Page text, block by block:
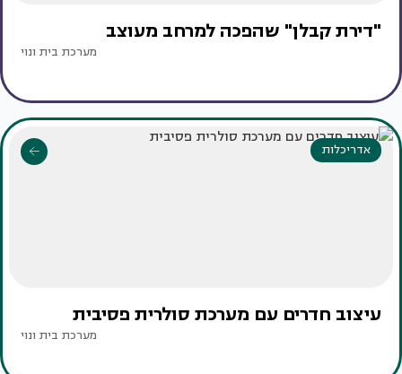
"דירת קבלן" שהפכה למרחב מעוצב
מערכת בית ונוי
אדריכלות
עיצוב חדרים עם מערכת סולרית פסיבית
מערכת בית ונוי